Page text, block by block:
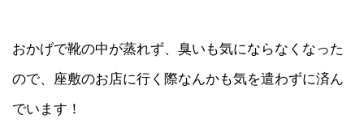
おかげで靴の中が蒸れず、臭いも気にならなくなった
ので、座敷のお店に行く際なんかも気を遣わずに済ん
でいます！